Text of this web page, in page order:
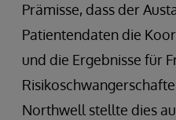
Prämisse, dass der
Patientendaten die
und die Ergebnisse für
Northwell stellte dies